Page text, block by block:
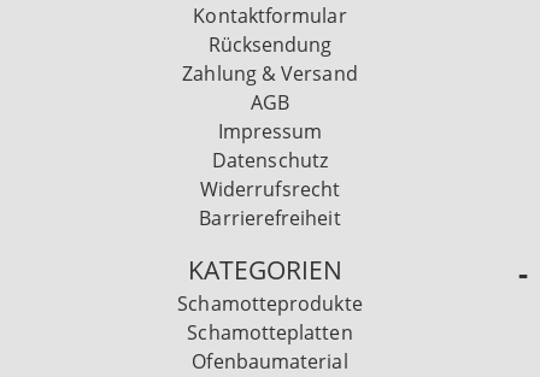
Kontaktformular
Rücksendung
Zahlung & Versand
AGB
Impressum
Datenschutz
Widerrufsrecht
Barrierefreiheit
KATEGORIEN
Schamotteprodukte
Schamotteplatten
Ofenbaumaterial